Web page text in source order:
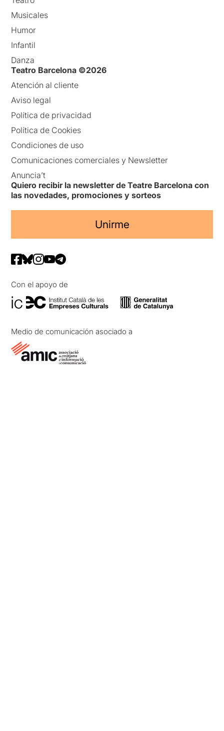
Musicales
Humor
Infantil
Danza
Teatro Barcelona ©2026
Atención al cliente
Aviso legal
Política de privacidad
Política de Cookies
Condiciones de uso
Comunicaciones comerciales y Newsletter
Anuncia’t
Quiero recibir la newsletter de Teatre Barcelona con
las novedades, promociones y sorteos
Unirme
Con el apoyo de
Medio de comunicación asociado a